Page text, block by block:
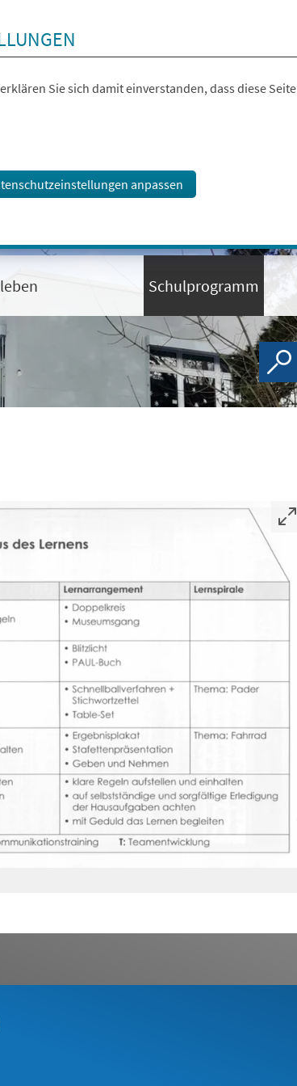
Sie sich damit einverstanden, dass diese Seite
anpassen
Schulprogramm